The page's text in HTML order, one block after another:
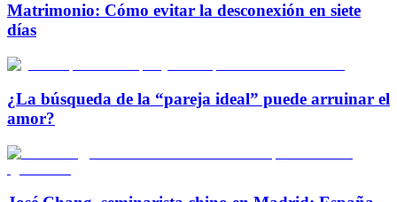
Matrimonio: Cómo evitar la desconexión en siete
días
¿La búsqueda de la “pareja ideal” puede arruinar el
amor?